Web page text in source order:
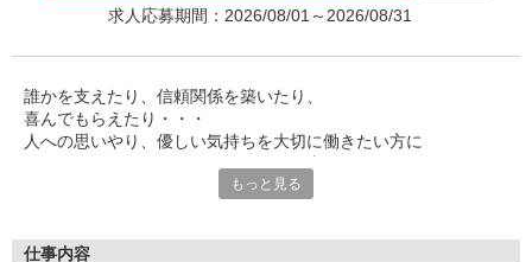
求人応募期間：2026/08/01～2026/08/31
誰かを支えたり、信頼関係を築いたり、
喜んでもらえたり・・・
人への思いやり、優しい気持ちを大切に働きたい方に
患者さんの身の回りのお世話をすることが多いため、
もっと見る
仕事内容